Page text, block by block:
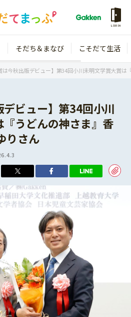
LOGIN
3歳
年長
小学2年生
小学4年生
小学6年生
ス
グ
そだち＆まなび こそだて生活
は今秋出版デビュー】第34回小川未明文学賞大賞
デビュー】第34回小川
うどんの神さま』香
りさん